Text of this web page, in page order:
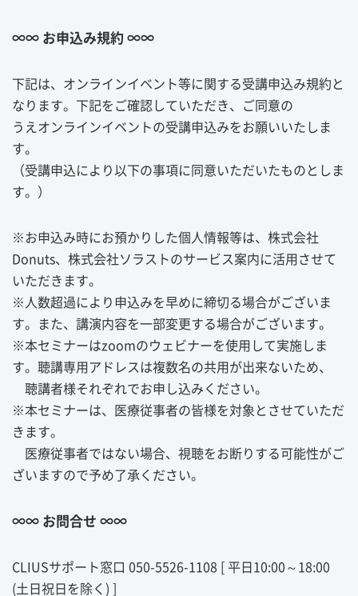
∞∞ お申込み規約 ∞∞
下記は、オンラインイベント等に関する受講申込み規約と
なります。下記をご確認していただき、ご同意の
うえオンラインイベントの受講申込みをお願いいたしま
す。
（受講申込により以下の事項に同意いただいたものとしま
す。）
※お申込み時にお預かりした個人情報等は、株式会社
Donuts、株式会社ソラストのサービス案内に活用させて
いただきます。
※人数超過により申込みを早めに締切る場合がございま
す。また、講演内容を一部変更する場合がございます。
※本セミナーはzoomのウェビナーを使用して実施しま
す。聴講専用アドレスは複数名の共用が出来ないため、
聴講者様それぞれでお申し込みください。
※本セミナーは、医療従事者の皆様を対象とさせていただ
きます。
医療従事者ではない場合、視聴をお断りする可能性がご
ざいますので予め了承ください。
∞∞ お問合せ ∞∞
CLIUSサポート窓口 050-5526-1108 [ 平日10:00～18:00
(土日祝日を除く) ]